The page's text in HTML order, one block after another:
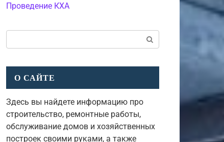
Проведение КХА
О САЙТЕ
Здесь вы найдете информацию про
строительство, ремонтные работы,
обслуживание домов и хозяйственных
построек своими руками, а также